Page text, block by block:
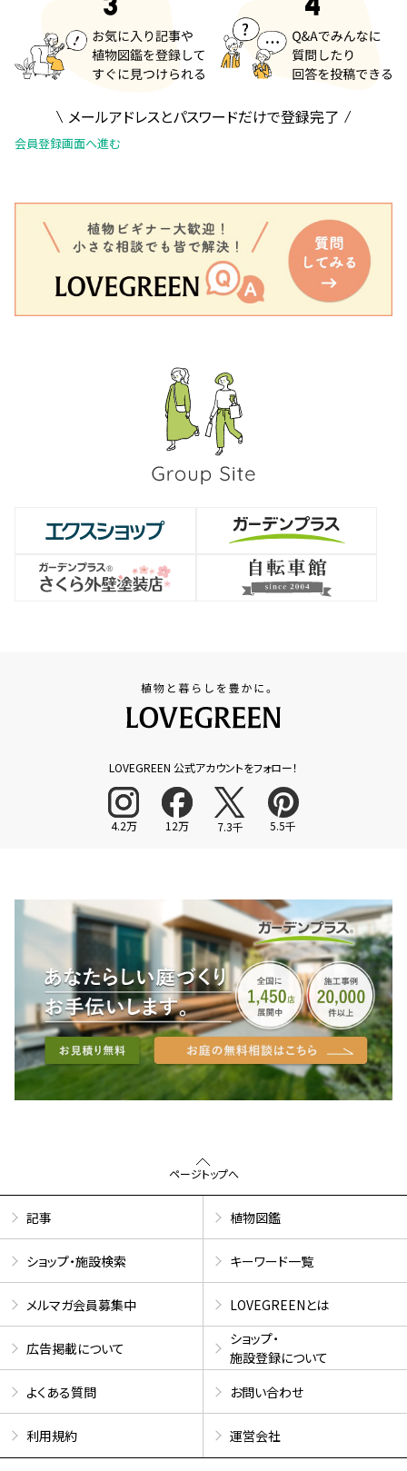
メールアドレスとパスワードだけで登録完了
会員登録画面へ進む
LOVEGREEN 公式アカウントをフォロー！
4.2万 12万 7.3千 5.5千
ページトップへ
記事 植物図鑑
ショップ・施設検索 キーワード一覧
メルマガ会員募集中 LOVEGREENとは
広告掲載について
ショップ・
施設登録について
よくある質問
お問い合わせ
利用規約 運営会社